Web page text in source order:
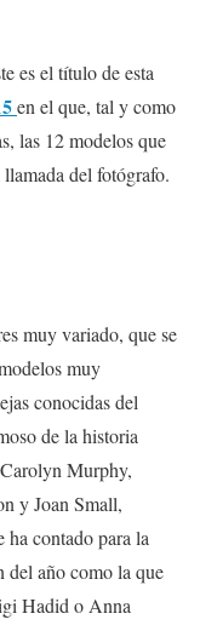
es el título de esta
en el que, tal y como
las 12 modelos que
del fotógrafo.
muy variado, que se
muy
conocidas del
de la historia
Murphy,
y Joan Small,
ha contado para la
del año como la que
Hadid o Anna